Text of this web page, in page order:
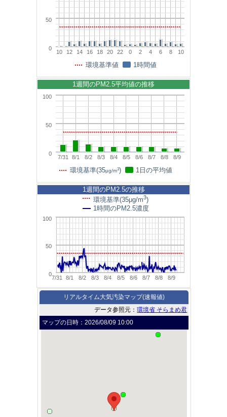
10 12 14 16 18 20 22 0 2 4 6 8 10
0
50
環境基準値 1時間値
7/31 8/1 8/2 8/3 8/4 8/5 8/6 8/7 8/8 8/9
0
50
100
1週間のPM2.5平均値の推移
環境基準(35μg/m3) 1日の平均値
7/31 8/1 8/2 8/3 8/4 8/5 8/6 8/7 8/8 8/9
0
50
100
1週間のPM2.5の推移
環境基準(35μg/m3)
1時間のPM2.5濃度
リアルタイム大気汚染マップ(速報値)
データ参照元：環境省 そらまめ君
マップの日時：2026/08/09 10:00